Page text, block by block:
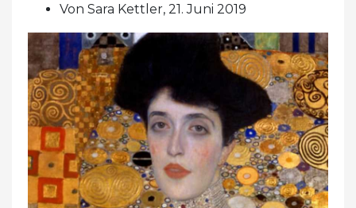
Von Sara Kettler, 21. Juni 2019